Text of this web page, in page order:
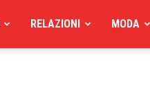
RELAZIONI MODA